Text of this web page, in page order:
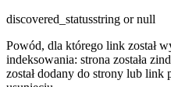
discovered_statusstring or null
Powód, dla którego link został
indeksowania: strona została
został dodany do strony lub link